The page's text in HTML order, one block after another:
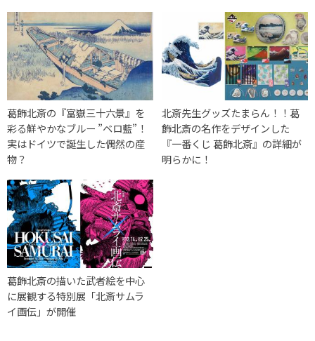
葛飾北斎の『富嶽三十六景』を
彩る鮮やかなブルー ”ベロ藍”！
実はドイツで誕生した偶然の産
物？
北斎先生グッズたまらん！！葛
飾北斎の名作をデザインした
『一番くじ 葛飾北斎』の詳細が
明らかに！
葛飾北斎の描いた武者絵を中心
に展観する特別展「北斎サムラ
イ画伝」が開催